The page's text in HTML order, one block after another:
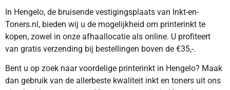
In Hengelo, de bruisende vestigingsplaats van Inkt-en-
Toners.nl, bieden wij u de mogelijkheid om printerinkt te
kopen, zowel in onze afhaallocatie als online. U profiteert
van gratis verzending bij bestellingen boven de €35,-.
Bent u op zoek naar voordelige printerinkt in Hengelo? Maak
dan gebruik van de allerbeste kwaliteit inkt en toners uit ons